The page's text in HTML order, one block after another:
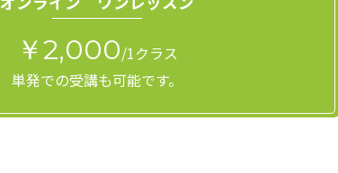
￥2,000/1クラス
単発での受講も可能です。